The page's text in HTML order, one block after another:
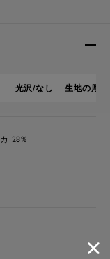
光沢/なし 生地の厚
28%